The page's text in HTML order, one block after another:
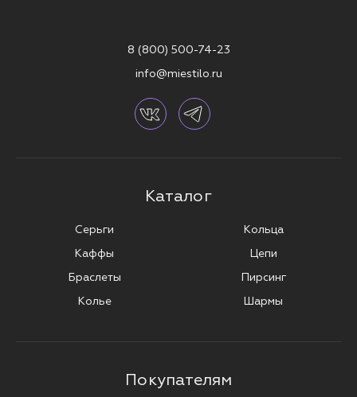
Не следуй за модой — создавай её. Вместе с MIESTILO.
8 (800) 500-74-23
info@miestilo.ru
Каталог
Серьги
Каффы
Браслеты
Колье
Кольца
Цепи
Пирсинг
Шармы
Покупателям